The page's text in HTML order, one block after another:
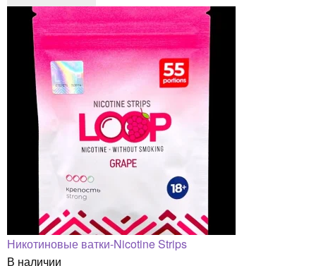
Никотиновые ватки-Nicotine Strips
В наличии